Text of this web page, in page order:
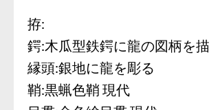
拵:
鍔:木瓜型鉄鍔に龍の図柄を描
縁頭:銀地に龍を彫る
鞘:黒蝋色鞘 現代